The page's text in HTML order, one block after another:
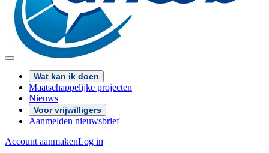
Wat kan ik doen
Maatschappelijke projecten
Nieuws
Voor vrijwilligers
Aanmelden nieuwsbrief
Account aanmakenLog in